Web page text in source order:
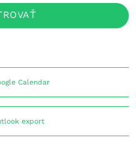
Calendar
export